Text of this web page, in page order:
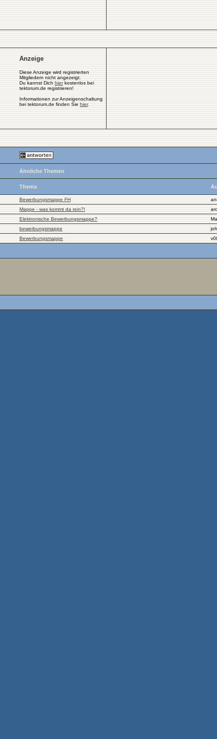
Anzeige
Diese Anzeige wird registrierten
Mitgliedern nicht angezeigt.
Du kannst Dich hierkostenlos bei
tektorum.de registrieren!
Informationen zur Anzeigenschaltung
bei tektorum.de finden Sie hier.
Ähnliche Themen
Thema
Bewerbungsmappe FH
Mappe - was kommt da rein?!
Elektronische Bewerbungsmappe?
bewerbungsmappe
Bewerbungsmappe